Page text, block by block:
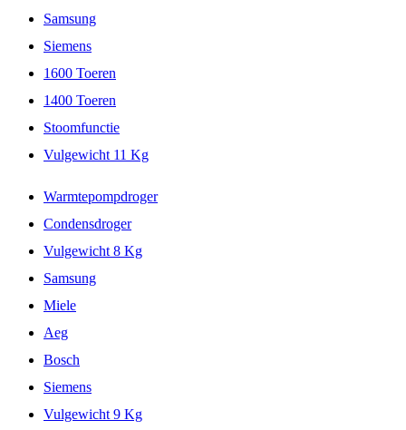
Samsung
Siemens
1600 Toeren
1400 Toeren
Stoomfunctie
Vulgewicht 11 Kg
Warmtepompdroger
Condensdroger
Vulgewicht 8 Kg
Samsung
Miele
Aeg
Bosch
Siemens
Vulgewicht 9 Kg